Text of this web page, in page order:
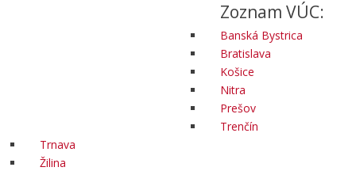
Zoznam VÚC:
Banská Bystrica
Bratislava
Košice
Nitra
Prešov
Trenčín
Trnava
Žilina